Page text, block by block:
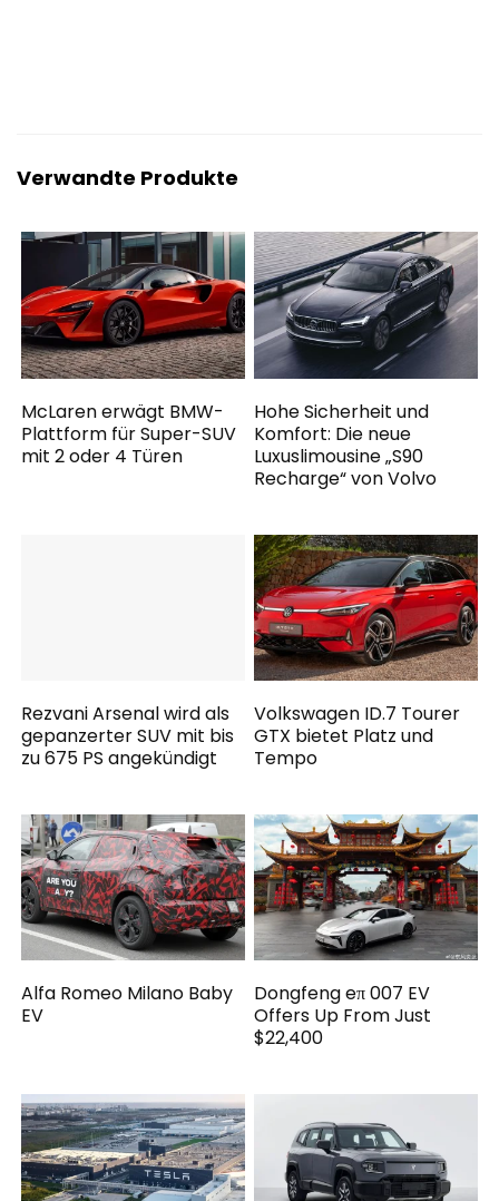
Verwandte Produkte
McLaren erwägt BMW-
Plattform für Super-SUV
mit 2 oder 4 Türen
Hohe Sicherheit und
Komfort: Die neue
Luxuslimousine „S90
Recharge“ von Volvo
Rezvani Arsenal wird als
gepanzerter SUV mit bis
zu 675 PS angekündigt
Volkswagen ID.7 Tourer
GTX bietet Platz und
Tempo
Alfa Romeo Milano Baby
EV
Dongfeng eπ 007 EV
Offers Up From Just
$22,400